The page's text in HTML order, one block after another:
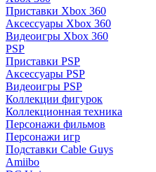
Приставки Xbox 360
Аксессуары Xbox 360
Видеоигры Xbox 360
PSP
Приставки PSP
Аксессуары PSP
Видеоигры PSP
Коллекции фигурок
Коллекционная техника
Персонажи фильмов
Персонажи игр
Подставки Cable Guys
Amiibo